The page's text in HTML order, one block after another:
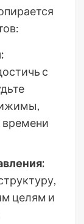
с
времени
целям и